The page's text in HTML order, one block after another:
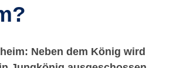
Neben dem König wird